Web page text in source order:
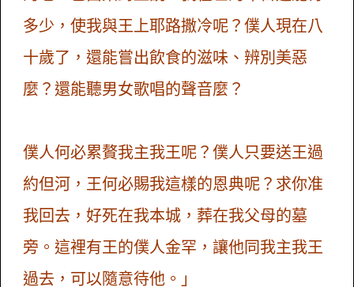
多少，使我與王上耶路撒冷呢？僕人現在八
十歲了，還能嘗出飲食的滋味、辨別美惡
麼？還能聽男女歌唱的聲音麼？
僕人何必累贅我主我王呢？僕人只要送王過
約但河，王何必賜我這樣的恩典呢？求你准
我回去，好死在我本城，葬在我父母的墓
旁。這裡有王的僕人金罕，讓他同我主我王
過去，可以隨意待他。」